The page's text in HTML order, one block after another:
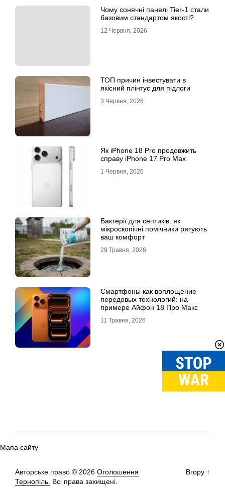
Чому сонячні панелі Tier-1 стали
базовим стандартом якості?
12 Червня, 2026
ТОП причин інвестувати в
якісний плінтус для підлоги
3 Червня, 2026
Як iPhone 18 Pro продовжить
справу iPhone 17 Pro Max
1 Червня, 2026
Бактерії для септиків: як
мікроскопічні помічники рятують
ваш комфорт
29 Травня, 2026
Смартфоны как воплощение
передовых технологий: на
примере Айфон 18 Про Макс
11 Травня, 2026
Мапа сайту
Авторське право © 2026 Оголошення
Тернопіль. Всі права захищені.
Вгору ↑